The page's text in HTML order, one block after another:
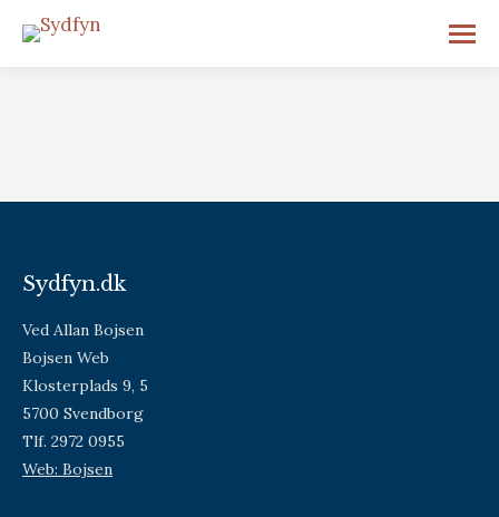
Sydfyn.dk
Ved Allan Bojsen
Bojsen Web
Klosterplads 9, 5
5700 Svendborg
Tlf. 2972 0955
Web: Bojsen